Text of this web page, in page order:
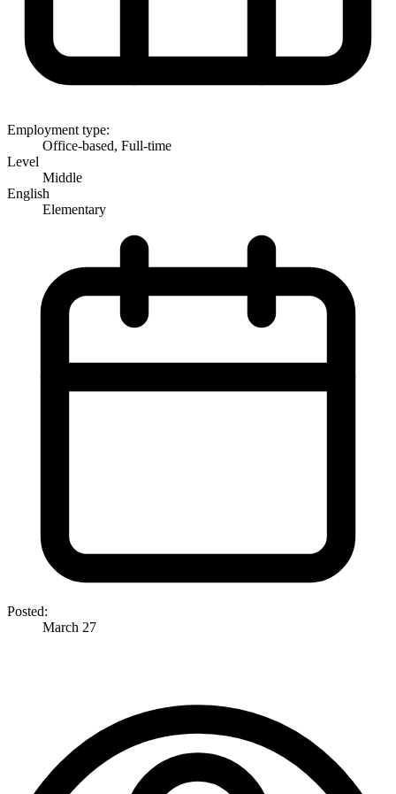
Employment type:
Office-based, Full-time
Level
Middle
English
Elementary
Posted:
March 27